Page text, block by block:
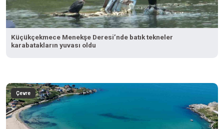
Küçükçekmece Menekşe Deresi’nde batık tekneler
karabatakların yuvası oldu
Çevre